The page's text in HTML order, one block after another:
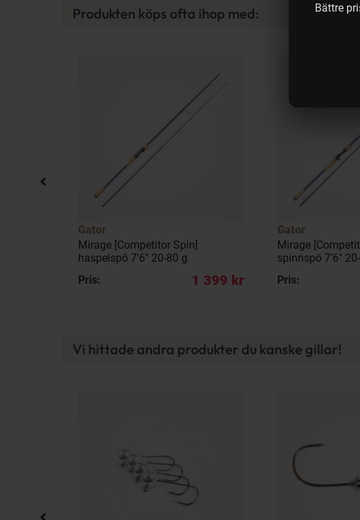
Bättre
Produkten köps ofta ihop med:
Gator
Mirage [Competitor Spin]
haspelspö 7'6" 20-80 g
Pris:
1 399 kr
Gator
Mirage
spinnspö 7'6"
Pris:
Vi hittade andra produkter du kanske gillar!